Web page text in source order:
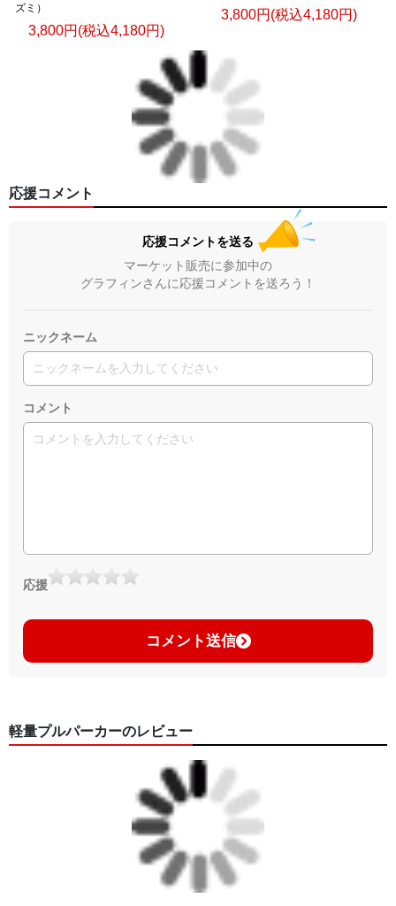
ズミ）
3,800円(税込4,180円)
3,800円(税込4,180円)
応援コメント
応援コメントを送る
マーケット販売に参加中の
グラフィンさんに応援コメントを送ろう！
ニックネーム
コメント
応援
コメント送信
軽量プルパーカーのレビュー